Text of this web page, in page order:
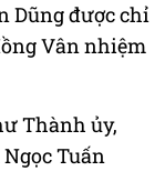
Dũng được chỉ
Vân nhiệm
Thành ủy,
Tuấn